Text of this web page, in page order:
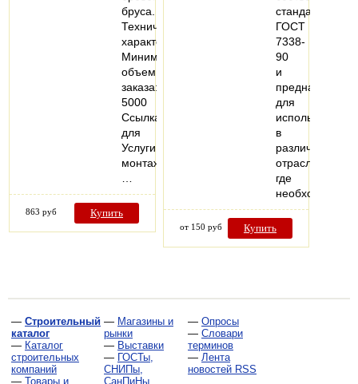
бруса.
Технические
характеристики
Минимальный
объем
заказа:
5000
Ссылка
для
Услуги
монтажа:
863 руб Купить
стандартам
ГОСТ
7338-
90
и
предназначена
для
использования
в
различных
отраслях,
где
необходимо…
от 150 руб Купить
— Строительный
каталог
— Каталог
строительных
компаний
— Товары и
— Магазины и
рынки
— Выставки
— ГОСТы,
СНИПы,
СанПиНы
— Опросы
— Словари
терминов
— Лента
новостей RSS